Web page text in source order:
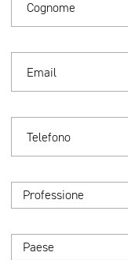
Cognome
Email
Telefono
Professione
Paese